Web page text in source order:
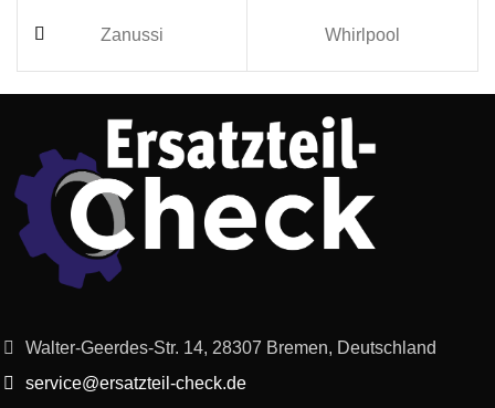
Zanussi Whirlpool
Walter-Geerdes-Str. 14, 28307 Bremen, Deutschland
service@ersatzteil-check.de